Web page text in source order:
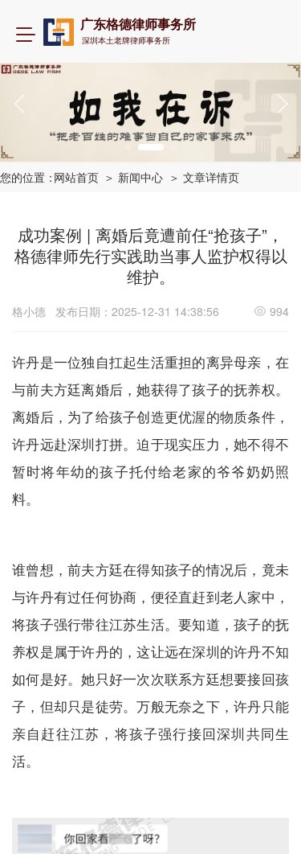
T
g
v
i
t
i
o
广东格德律师事务所
深圳本土老牌律师事务所
您的位置：网站首页 ＞ 新闻中心 ＞ 文章详情页
成功案例 | 离婚后竟遭前任“抢孩子”，
格德律师先行实践助当事人监护权得以
维护。
格小德 发布日期：2025-12-31 14:38:56 994
许丹是一位独自扛起生活重担的离异母亲，在
与前夫方廷离婚后，她获得了孩子的抚养权。
离婚后，为了给孩子创造更优渥的物质条件，
许丹远赴深圳打拼。迫于现实压力，她不得不
暂时将年幼的孩子托付给老家的爷爷奶奶照
料。
谁曾想，前夫方廷在得知孩子的情况后，竟未
与许丹有过任何协商，便径直赶到老人家中，
将孩子强行带往江苏生活。要知道，孩子的抚
养权是属于许丹的，这让远在深圳的许丹不知
如何是好。她只好一次次联系方廷想要接回孩
子，但却只是徒劳。万般无奈之下，许丹只能
亲自赶往江苏，将孩子强行接回深圳共同生
活。